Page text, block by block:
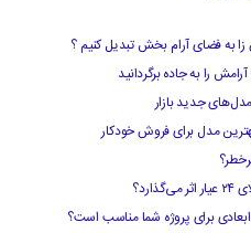
به فضای آرام بخش تبدیل کنیم ؟
را به جاده برگردانید
جدید بازار
مدل برای فروش خودکار
برای پروژه شما مناسب است؟